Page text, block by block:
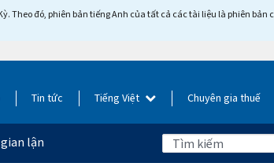
Theo đó, phiên bản tiếng Anh của tất cả các tài liệu là phiên bản
Tin tức Tiếng Việt Chuyên gia thuế
lận